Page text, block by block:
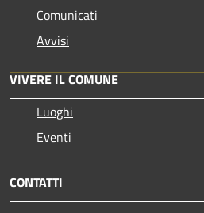
Comunicati
Avvisi
VIVERE IL COMUNE
Luoghi
Eventi
CONTATTI